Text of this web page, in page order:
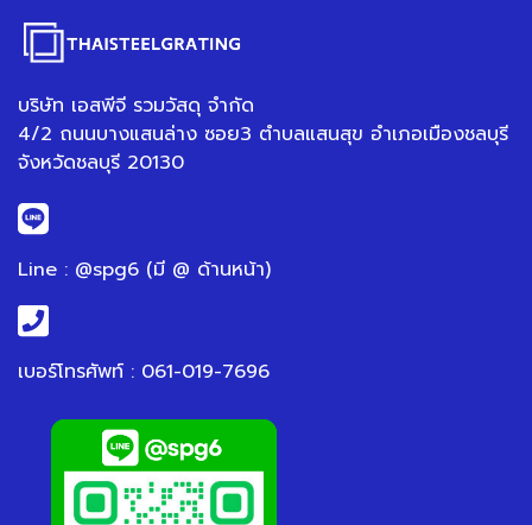
บริษัท เอสพีจี รวมวัสดุ จำกัด
4/2 ถนนบางแสนล่าง ซอย3 ตำบลแสนสุข อำเภอเมืองชลบุรี
จังหวัดชลบุรี 20130
Line : @spg6 (มี @ ด้านหน้า)
เบอร์โทรศัพท์ : 061-019-7696